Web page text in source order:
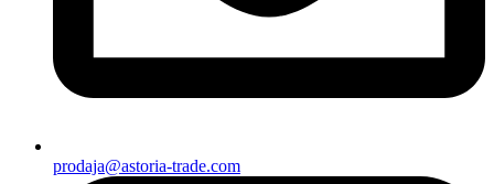
prodaja@astoria-trade.com